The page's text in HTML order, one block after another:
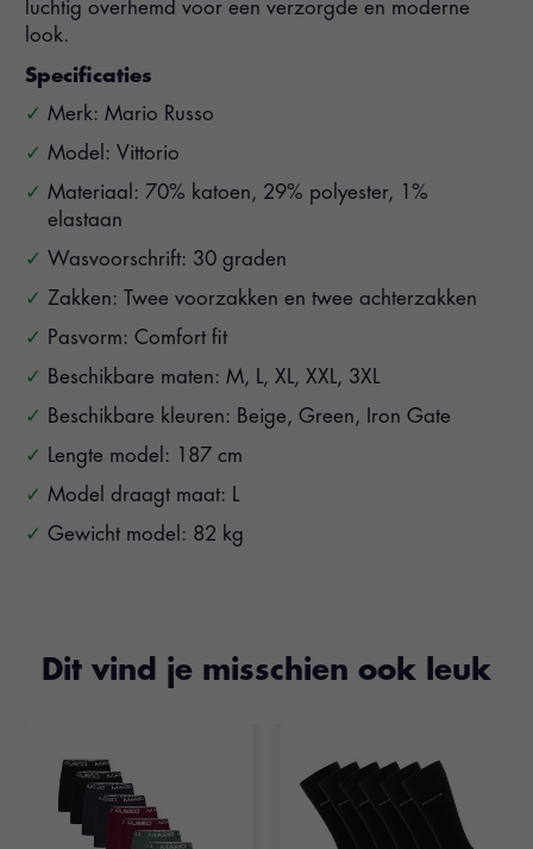
luchtig overhemd voor een verzorgde en moderne
look.
Specificaties
Merk: Mario Russo
Model: Vittorio
Materiaal: 70% katoen, 29% polyester, 1%
elastaan
Wasvoorschrift: 30 graden
Zakken: Twee voorzakken en twee achterzakken
Pasvorm: Comfort fit
Beschikbare maten: M, L, XL, XXL, 3XL
Beschikbare kleuren: Beige, Green, Iron Gate
Lengte model: 187 cm
Model draagt maat: L
Gewicht model: 82 kg
Dit vind je misschien ook leuk